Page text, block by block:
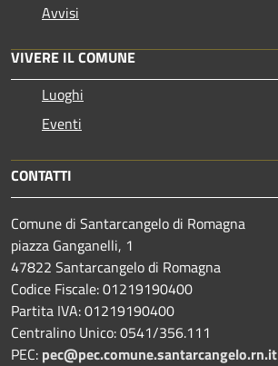
Avvisi
VIVERE IL COMUNE
Luoghi
Eventi
CONTATTI
Comune di Santarcangelo di Romagna
piazza Ganganelli, 1
47822 Santarcangelo di Romagna
Codice Fiscale: 01219190400
Partita IVA: 01219190400
Centralino Unico: 0541/356.111
PEC: pec@pec.comune.santarcangelo.rn.it